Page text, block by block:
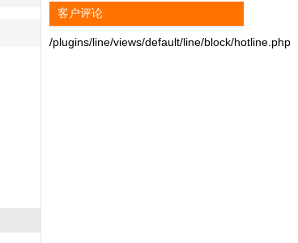
泉旅馆7选
樱花最新资讯2016
客户评论
/plugins/line/views/default/line/block/hotline.php